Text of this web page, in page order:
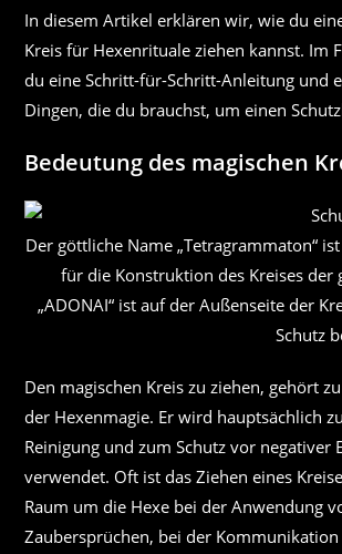
In diesem Artikel erklären wir, wie du
Kreis für Hexenrituale ziehen kannst. Im
du eine Schritt-für-Schritt-Anleitung und
Dingen, die du brauchst, um einen
Bedeutung des magischen
Der göttliche Name „Tetragrammaton“
für die Konstruktion des Kreises der
„ADONAI“ ist auf der Außenseite der
Schutz
Den magischen Kreis zu ziehen, gehört
der Hexenmagie. Er wird hauptsächlich
Reinigung und zum Schutz vor negativer
verwendet. Oft ist das Ziehen eines
Raum um die Hexe bei der Anwendung
Zaubersprüchen, bei der